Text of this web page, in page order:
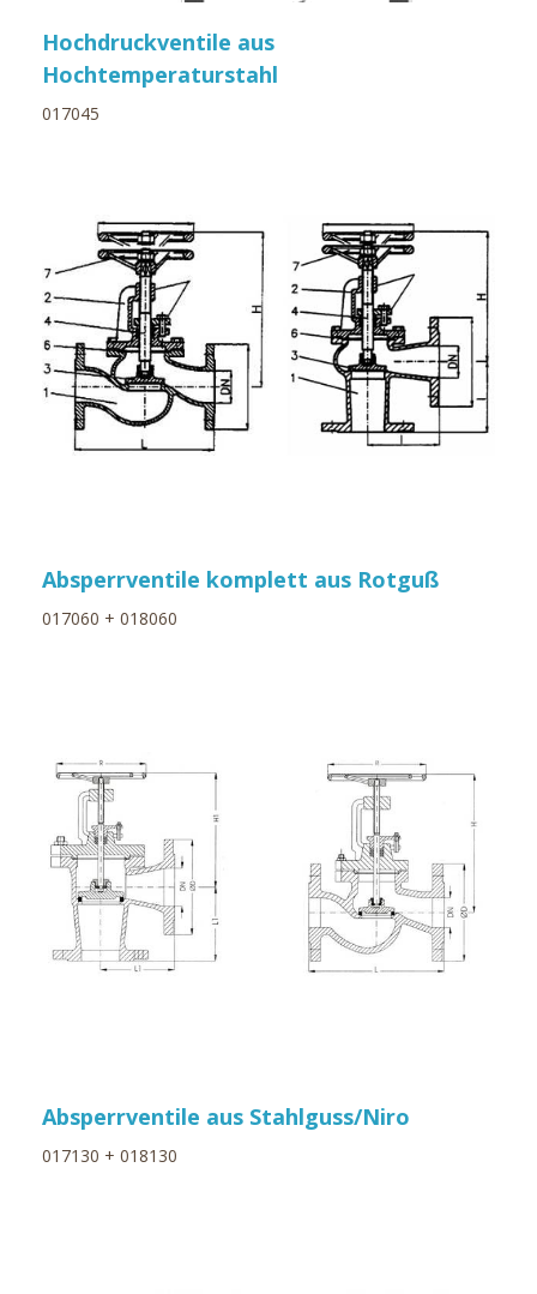
Hochdruckventile aus
Hochtemperaturstahl
017045
Absperrventile komplett aus Rotguß
017060 + 018060
Absperrventile aus Stahlguss/Niro
017130 + 018130